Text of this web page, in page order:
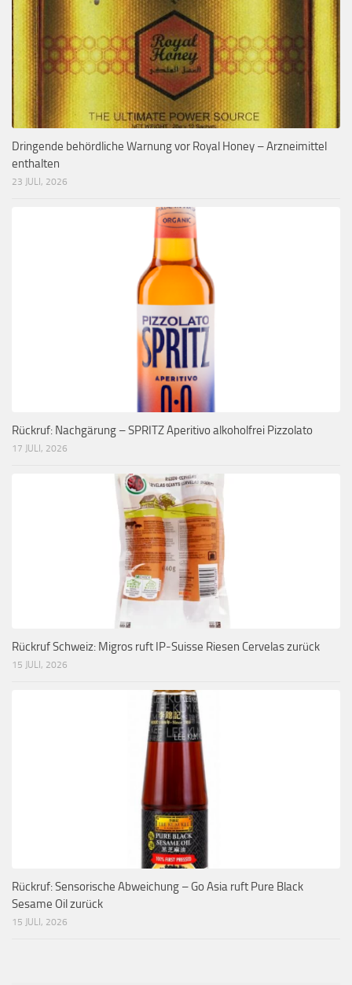
Dringende behördliche Warnung vor Royal Honey – Arzneimittel
enthalten
23 JULI, 2026
Rückruf: Nachgärung – SPRITZ Aperitivo alkoholfrei Pizzolato
17 JULI, 2026
Rückruf Schweiz: Migros ruft IP-Suisse Riesen Cervelas zurück
15 JULI, 2026
Rückruf: Sensorische Abweichung – Go Asia ruft Pure Black
Sesame Oil zurück
15 JULI, 2026